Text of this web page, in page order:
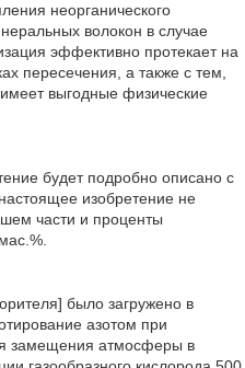
неорганического
волокон в случае
эффективно протекает на
пересечения, а также с тем,
выгодные физические
будет подробно описано с
изобретение не
части и проценты
было загружено в
азотом при
замещения атмосферы в